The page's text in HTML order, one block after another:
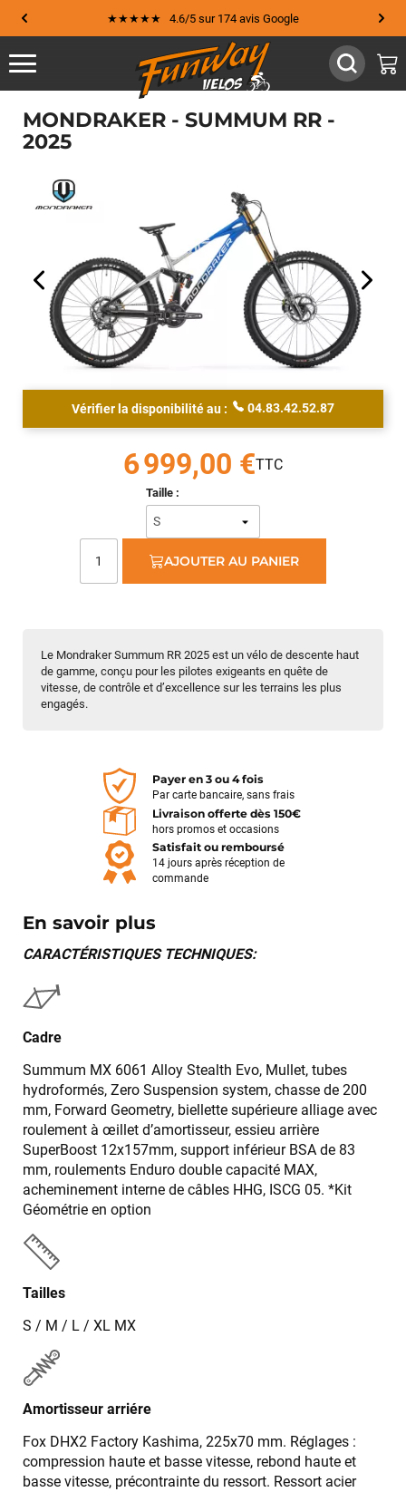
★★★★★ 4.6/5 sur 174 avis Google
MONDRAKER - SUMMUM RR -
2025
Le Mondraker Summum RR 2025 est un vélo de descente haut
de gamme, conçu pour les pilotes exigeants en quête de
vitesse, de contrôle et d’excellence sur les terrains les plus
engagés.
Vérifier la disponibilité au : 04.83.42.52.87
Taille :
6 999,00 €
AJOUTER AU PANIER
Payer en 3 ou 4 fois
Par carte bancaire, sans frais
Livraison offerte dès 150€
hors promos et occasions
Satisfait ou remboursé
14 jours après réception de
commande
En savoir plus
CARACTÉRISTIQUES TECHNIQUES:
Cadre
Summum MX 6061 Alloy Stealth Evo, Mullet, tubes
hydroformés, Zero Suspension system, chasse de 200
mm, Forward Geometry, biellette supérieure alliage avec
roulement à œillet d’amortisseur, essieu arrière
SuperBoost 12x157mm, support inférieur BSA de 83
mm, roulements Enduro double capacité MAX,
acheminement interne de câbles HHG, ISCG 05. *Kit
Géométrie en option
Tailles
S / M / L / XL MX
Amortisseur arriére
Fox DHX2 Factory Kashima, 225x70 mm. Réglages :
compression haute et basse vitesse, rebond haute et
basse vitesse, précontrainte du ressort. Ressort acier